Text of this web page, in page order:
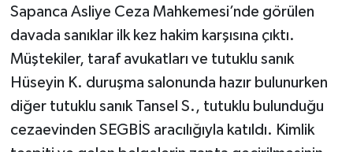
Sapanca Asliye Ceza Mahkemesi’nde görülen
davada sanıklar ilk kez hakim karşısına çıktı.
Müştekiler, taraf avukatları ve tutuklu sanık
Hüseyin K. duruşma salonunda hazır bulunurken
diğer tutuklu sanık Tansel S., tutuklu bulunduğu
cezaevinden SEGBİS aracılığıyla katıldı. Kimlik